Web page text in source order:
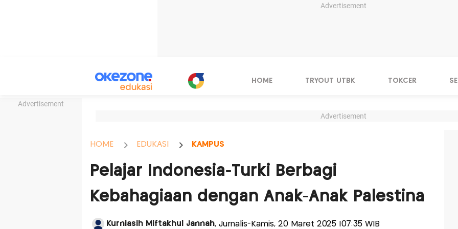
Advertisement
Advertisement
HOME TRYOUT UTBK TOKCER
Advertisement
HOME EDUKASI KAMPUS
Pelajar Indonesia-Turki Berbagi
Kebahagiaan dengan Anak-Anak Palestina
Kurniasih Miftakhul Jannah, Jurnalis-Kamis, 20 Maret 2025 |07:35 WIB